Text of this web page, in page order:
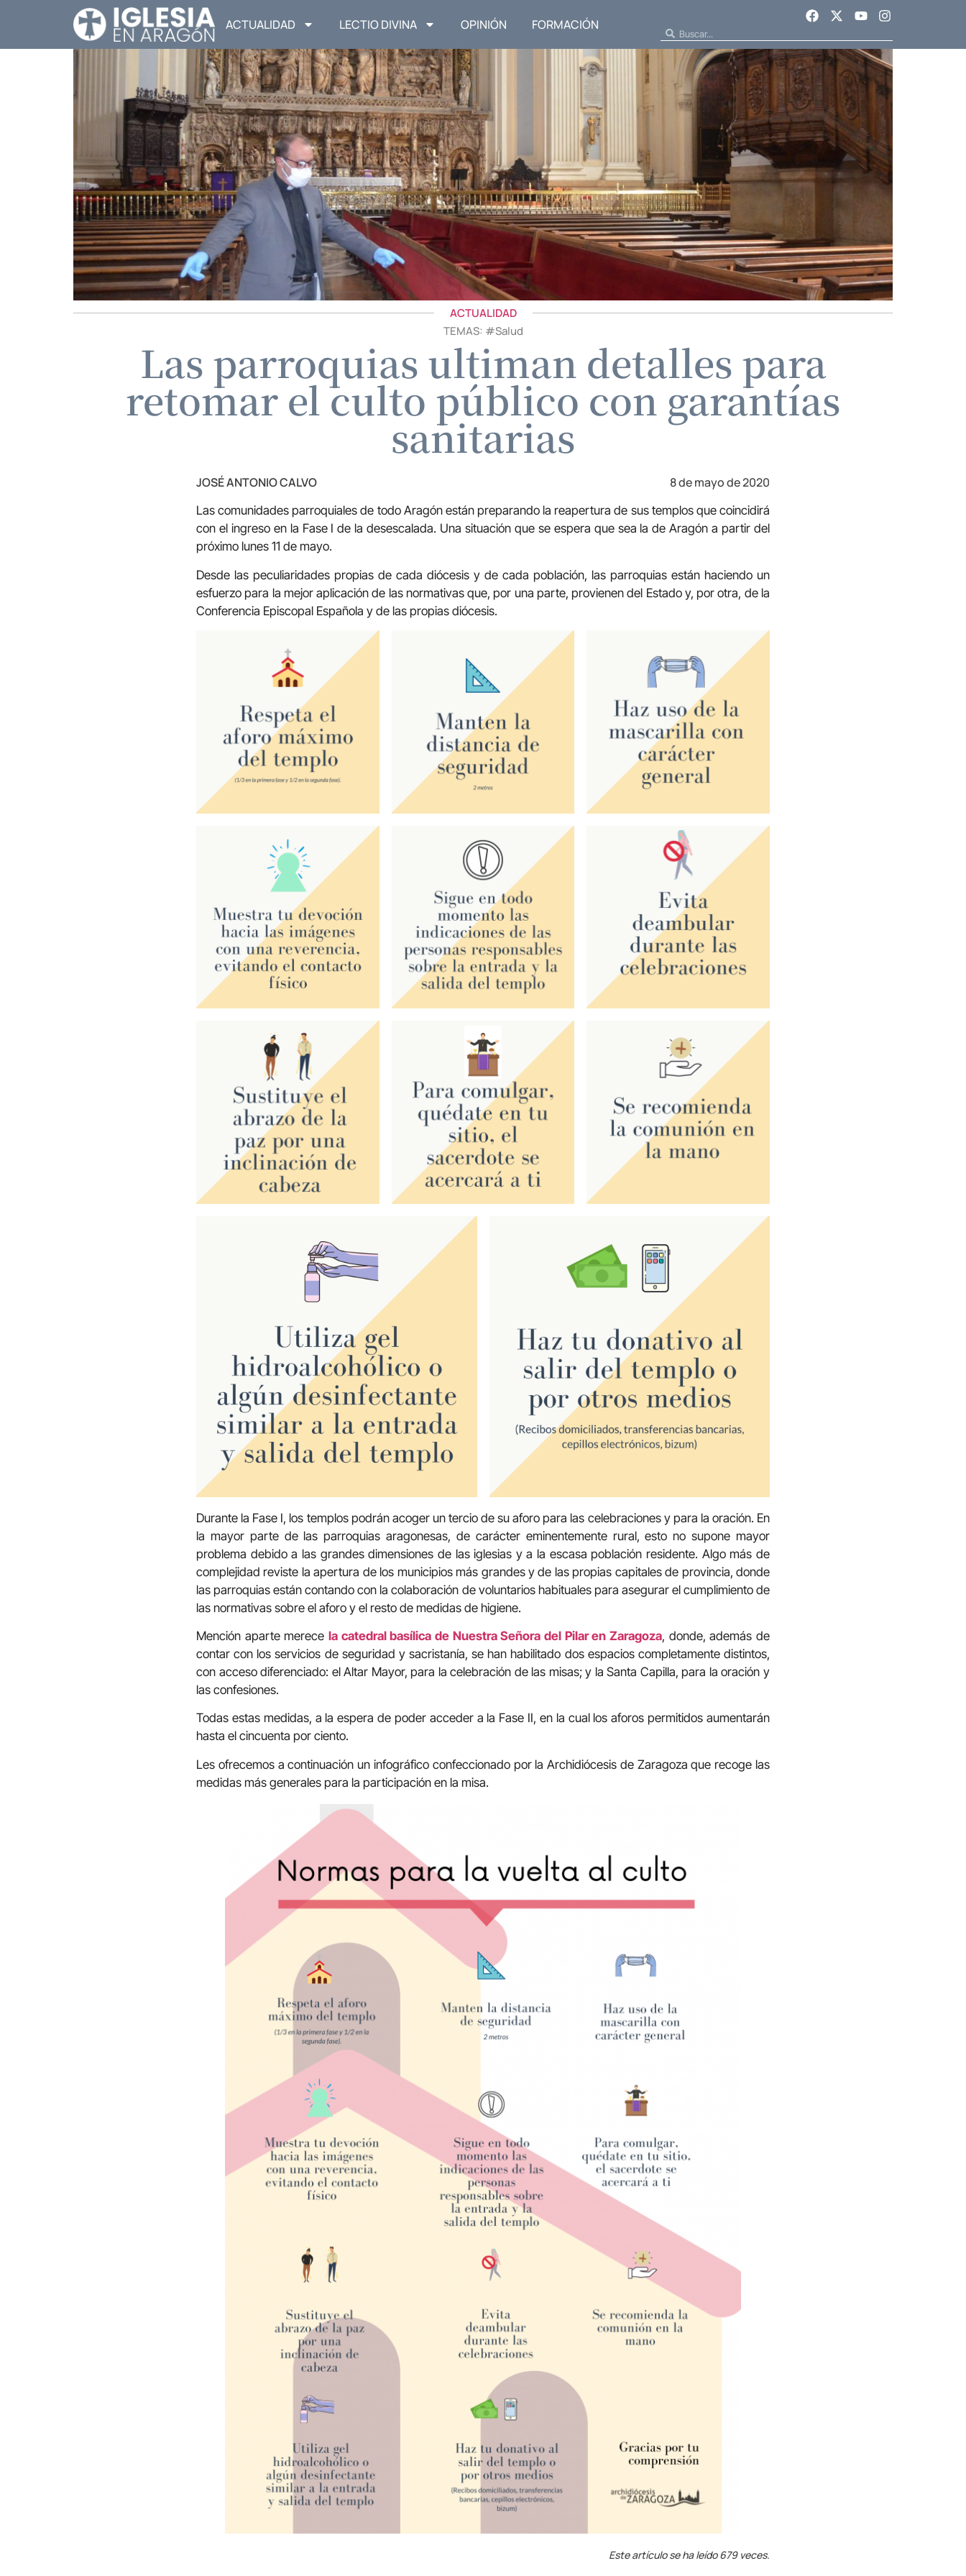
ACTUALIDAD LECTIO DIVINA OPINIÓN FORMACIÓN
ACTUALIDAD
TEMAS: #Salud
Las parroquias ultiman detalles para
retomar el culto público con garantías
sanitarias
JOSÉ ANTONIO CALVO 8 de mayo de 2020
Las comunidades parroquiales de todo Aragón están preparando la reapertura de sus templos que coincidirá
con el ingreso en la Fase I de la desescalada. Una situación que se espera que sea la de Aragón a partir del
próximo lunes 11 de mayo.
Desde las peculiaridades propias de cada diócesis y de cada población, las parroquias están haciendo un
esfuerzo para la mejor aplicación de las normativas que, por una parte, provienen del Estado y, por otra, de la
Conferencia Episcopal Española y de las propias diócesis.
Durante la Fase I, los templos podrán acoger un tercio de su aforo para las celebraciones y para la oración. En
la mayor parte de las parroquias aragonesas, de carácter eminentemente rural, esto no supone mayor
problema debido a las grandes dimensiones de las iglesias y a la escasa población residente. Algo más de
complejidad reviste la apertura de los municipios más grandes y de las propias capitales de provincia, donde
las parroquias están contando con la colaboración de voluntarios habituales para asegurar el cumplimiento de
las normativas sobre el aforo y el resto de medidas de higiene.
Mención aparte merece la catedral basílica de Nuestra Señora del Pilar en Zaragoza, donde, además de
contar con los servicios de seguridad y sacristanía, se han habilitado dos espacios completamente distintos,
con acceso diferenciado: el Altar Mayor, para la celebración de las misas; y la Santa Capilla, para la oración y
las confesiones.
Todas estas medidas, a la espera de poder acceder a la Fase II, en la cual los aforos permitidos aumentarán
hasta el cincuenta por ciento.
Les ofrecemos a continuación un infográfico confeccionado por la Archidiócesis de Zaragoza que recoge las
medidas más generales para la participación en la misa.
Este artículo se ha leído 679 veces.